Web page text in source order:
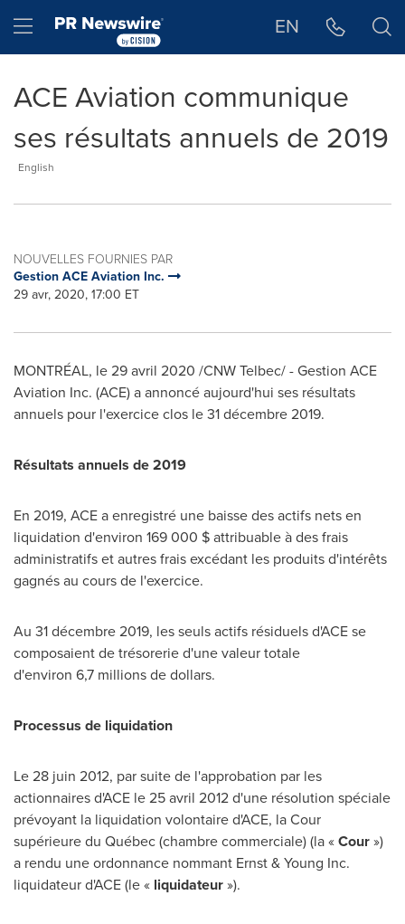
Hamburger menu EN
ACE Aviation communique
ses résultats annuels de 2019
English
NOUVELLES FOURNIES PAR
Gestion ACE Aviation Inc.
29 avr, 2020, 17:00 ET
MONTRÉAL, le 29 avril 2020 /CNW Telbec/ - Gestion ACE
Aviation Inc. (ACE) a annoncé aujourd'hui ses résultats
annuels pour l'exercice clos le 31 décembre 2019.
Résultats annuels de 2019
En 2019, ACE a enregistré une baisse des actifs nets en
liquidation d'environ 169 000 $ attribuable à des frais
administratifs et autres frais excédant les produits d'intérêts
gagnés au cours de l'exercice.
Au 31 décembre 2019, les seuls actifs résiduels d'ACE se
composaient de trésorerie d'une valeur totale
d'environ 6,7 millions de dollars.
Processus de liquidation
Le 28 juin 2012, par suite de l'approbation par les
actionnaires d'ACE le 25 avril 2012 d'une résolution spéciale
prévoyant la liquidation volontaire d'ACE, la Cour
supérieure du Québec (chambre commerciale) (la «Cour»)
a rendu une ordonnance nommant Ernst & Young Inc.
liquidateur d'ACE (le « liquidateur»).